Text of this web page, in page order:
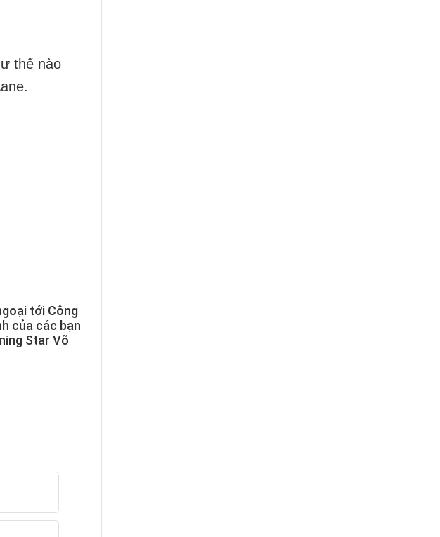
thế nào
tới Công
của các bạn
Star Võ